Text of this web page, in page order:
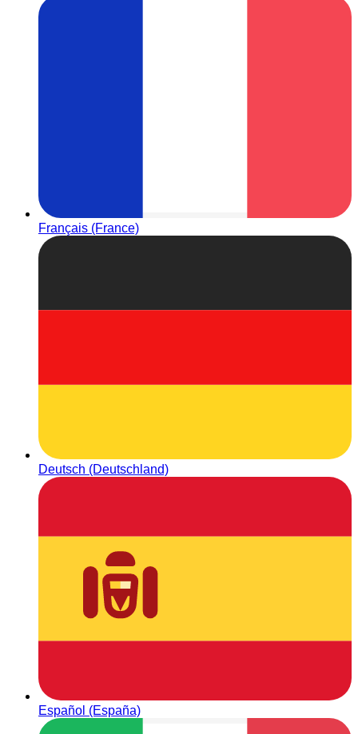
Français (France)
Deutsch (Deutschland)
Español (España)